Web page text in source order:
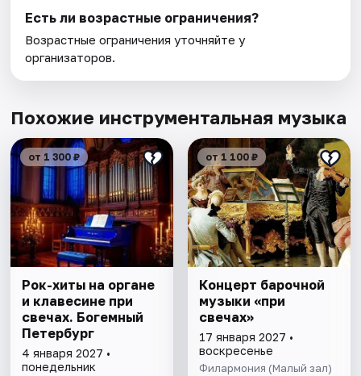
Есть ли возрастные ограничения?
Возрастные ограничения уточняйте у
организаторов.
Похожие инструментальная музыка
от 1 300 ₽
Рок-хиты на органе
и клавесине при
свечах. Богемный
Петербург
4 января 2027 •
понедельник
от 1 100 ₽
Концерт барочной
музыки «при
свечах»
17 января 2027 •
воскресенье
Филармония (Малый зал)